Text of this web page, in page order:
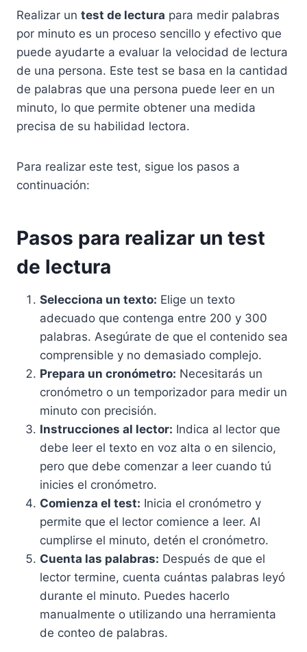
Realizar un test de lectura para medir palabras
por minuto es un proceso sencillo y efectivo que
puede ayudarte a evaluar la velocidad de lectura
de una persona. Este test se basa en la cantidad
de palabras que una persona puede leer en un
minuto, lo que permite obtener una medida
precisa de su habilidad lectora.
Para realizar este test, sigue los pasos a
continuación:
Pasos para realizar un test
de lectura
Selecciona un texto: Elige un texto
adecuado que contenga entre 200 y 300
palabras. Asegúrate de que el contenido sea
comprensible y no demasiado complejo.
Prepara un cronómetro: Necesitarás un
cronómetro o un temporizador para medir un
minuto con precisión.
Instrucciones al lector: Indica al lector que
debe leer el texto en voz alta o en silencio,
pero que debe comenzar a leer cuando tú
inicies el cronómetro.
Comienza el test: Inicia el cronómetro y
permite que el lector comience a leer. Al
cumplirse el minuto, detén el cronómetro.
Cuenta las palabras: Después de que el
lector termine, cuenta cuántas palabras leyó
durante el minuto. Puedes hacerlo
manualmente o utilizando una herramienta
de conteo de palabras.